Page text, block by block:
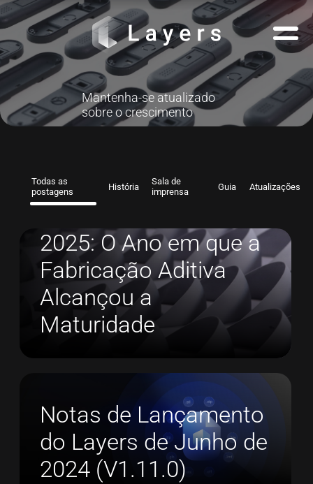
Mantenha-se atualizado
sobre o crescimento
Todas as
postagens
História
Sala de
imprensa
Guia Atualizações
2025: O Ano em que a
Fabricação Aditiva
Alcançou a
Maturidade
Notas de Lançamento
do Layers de Junho de
2024 (V1.11.0)